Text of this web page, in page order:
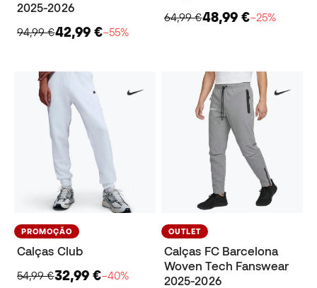
2025-2026
94,99 €42,99 €−55%
64,99 €48,99 €−25%
PROMOÇÃO
Calças Club
54,99 €32,99 €−40%
OUTLET
Calças FC Barcelona
Woven Tech Fanswear
2025-2026